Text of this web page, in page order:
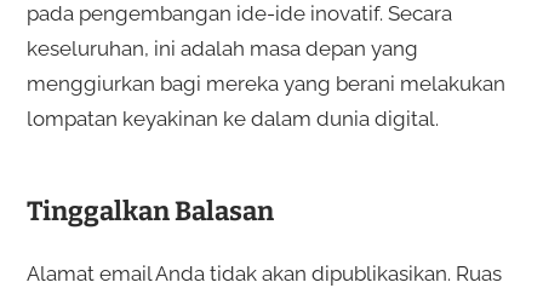
pada pengembangan ide-ide inovatif. Secara
keseluruhan, ini adalah masa depan yang
menggiurkan bagi mereka yang berani melakukan
lompatan keyakinan ke dalam dunia digital.
Tinggalkan Balasan
Alamat email Anda tidak akan dipublikasikan. Ruas